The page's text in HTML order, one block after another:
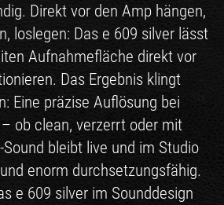
Direkt vor den Amp hängen,
loslegen: Das e 609 silver lässt
Aufnahmefläche direkt vor
Das Ergebnis klingt
Eine präzise Auflösung bei
ob clean, verzerrt oder mit
bleibt live und im Studio
enorm durchsetzungsfähig.
e 609 silver im Sounddesign